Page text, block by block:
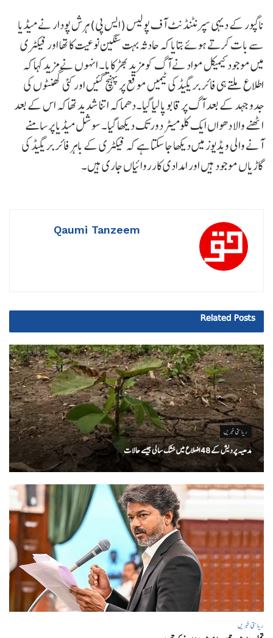
ناگپور کے دیہی سپرنٹنڈنٹ آف پولیس (ایس پی) ہرش پودار نے میڈیا
سے بات کرتے ہوئے بتایا کہ حادثہ بہت سنگین نوعیت کا تھا اور فیکٹری
میں موجود کیمیکل مواد نے آگ کو مزید بھڑکایا۔ انہوں نے مزید کہا کہ
اطلاع ملتے ہی فائر بریگیڈ کی ٹیمیں موقع پر پہنچ گئیں اور کئی گھنٹوں کی
جدوجہد کے بعد آگ پر قابو پا لیا گیا۔دھماکہ اتنا شدید تھا کہ اس کے بعد
اٹھنے والا دھواں ایک کلومیٹر دور تک دیکھا گیا۔ سوشل میڈیا پر سامنے
آنے والی ویڈیوز میں دیکھا جا سکتا ہے کہ فیکٹری کے باہر فائر بریگیڈ کی
گاڑیاں موجود ہیں اور امدادی کارروائیاں جاری ہیں۔
Qaumi Tanzeem
Related Posts
ریاستی خبریں
مدھیہ پردیش کے 48 اضلاع میں خشک سالی جیسے حالات
ریاستی خبریں